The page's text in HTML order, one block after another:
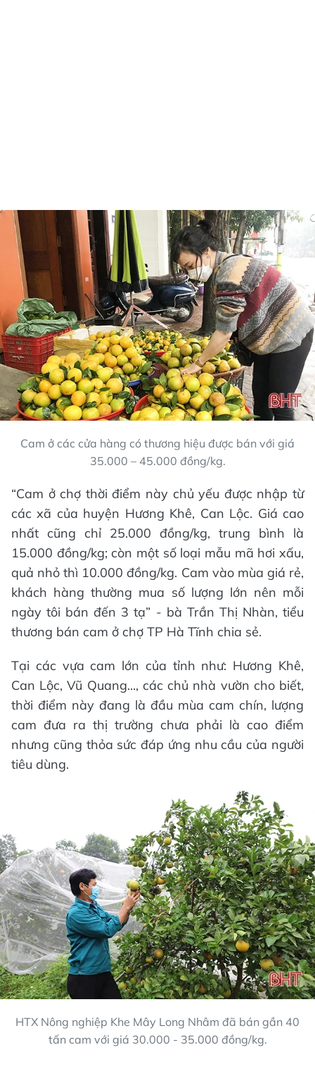
Cam ở các cửa hàng có thương hiệu được bán với giá
35.000 – 45.000 đồng/kg.
“Cam ở chợ thời điểm này chủ yếu được nhập từ
các xã của huyện Hương Khê, Can Lộc. Giá cao
nhất cũng chỉ 25.000 đồng/kg, trung bình là
15.000 đồng/kg; còn một số loại mẫu mã hơi xấu,
quả nhỏ thì 10.000 đồng/kg. Cam vào mùa giá rẻ,
khách hàng thường mua số lượng lớn nên mỗi
ngày tôi bán đến 3 tạ” - bà Trần Thị Nhàn, tiểu
thương bán cam ở chợ TP Hà Tĩnh chia sẻ.
Tại các vựa cam lớn của tỉnh như: Hương Khê,
Can Lộc, Vũ Quang..., các chủ nhà vườn cho biết,
thời điểm này đang là đầu mùa cam chín, lượng
cam đưa ra thị trường chưa phải là cao điểm
nhưng cũng thỏa sức đáp ứng nhu cầu của người
tiêu dùng.
HTX Nông nghiệp Khe Mây Long Nhâm đã bán gần 40
tấn cam với giá 30.000 - 35.000 đồng/kg.